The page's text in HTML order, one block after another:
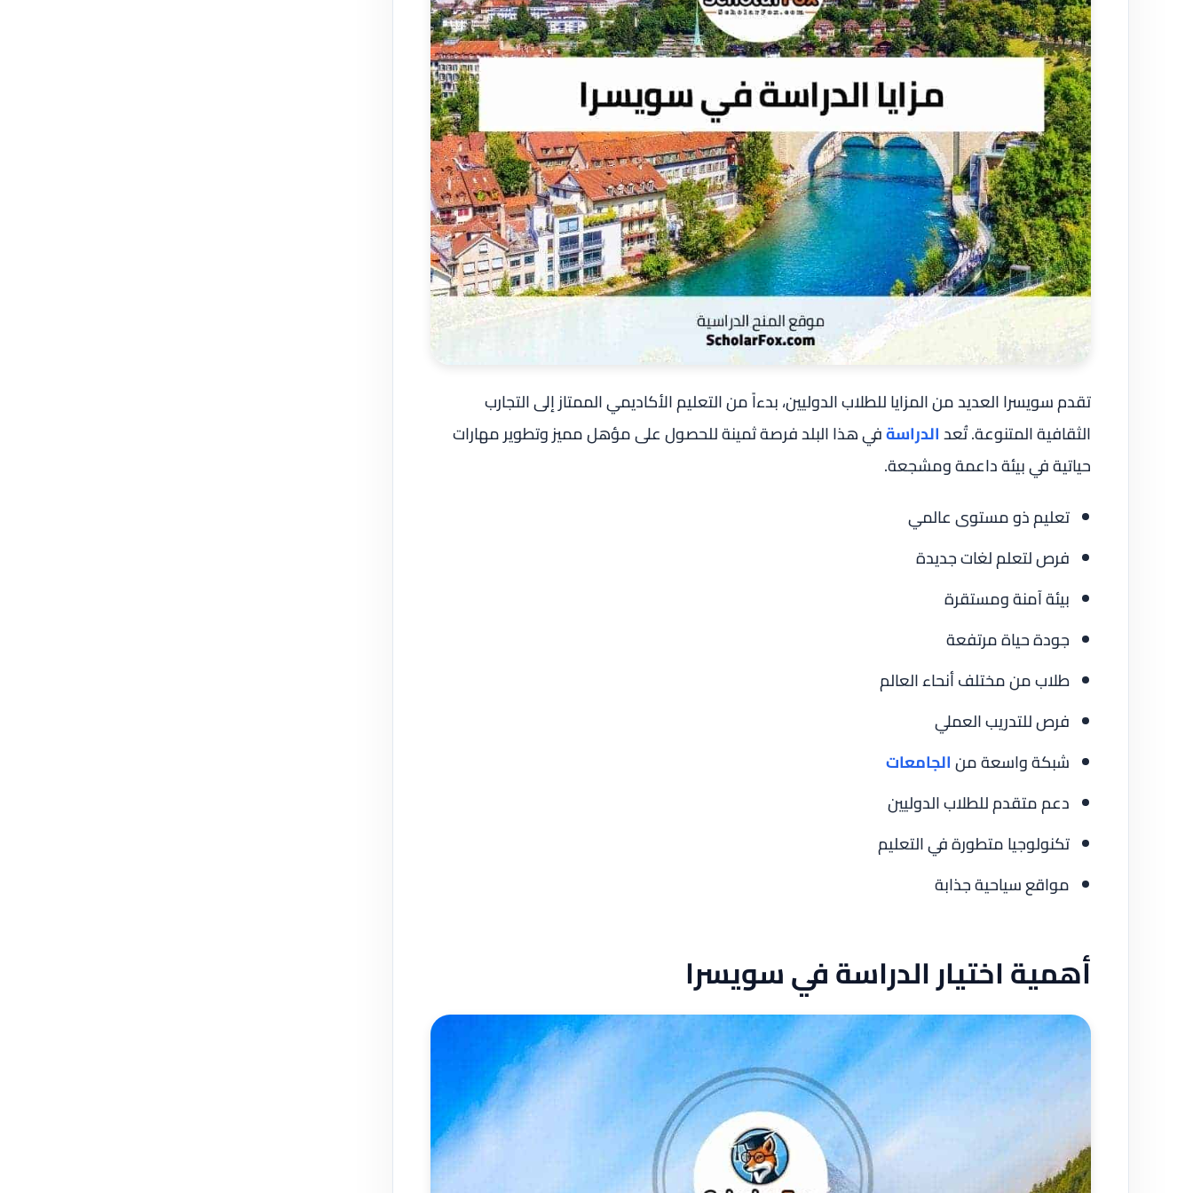
تقدم سويسرا العديد من المزايا للطلاب الدوليين، بدءاً من التعليم الأكاديمي الممتاز إلى التجارب
الثقافية المتنوعة. تُعدالدراسةفي هذا البلد فرصة ثمينة للحصول على مؤهل مميز وتطوير مهارات
حياتية في بيئة داعمة ومشجعة.
تعليم ذو مستوى عالمي
فرص لتعلم لغات جديدة
بيئة آمنة ومستقرة
جودة حياة مرتفعة
طلاب من مختلف أنحاء العالم
فرص للتدريب العملي
شبكة واسعة منالجامعات
دعم متقدم للطلاب الدوليين
تكنولوجيا متطورة في التعليم
مواقع سياحية جذابة
أهمية اختيار الدراسة في سويسرا